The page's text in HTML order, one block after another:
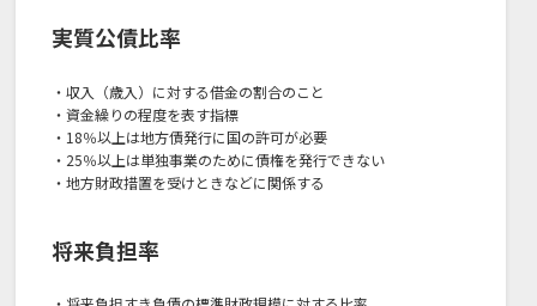
実質公債比率
・収入（歳入）に対する借金の割合のこと
・資金繰りの程度を表す指標
・18％以上は地方債発行に国の許可が必要
・25％以上は単独事業のために債権を発行できない
・地方財政措置を受けときなどに関係する
将来負担率